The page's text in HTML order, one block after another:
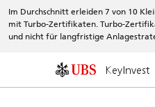
Im Durchschnitt erleiden 7 von 10
mit Turbo-Zertifikaten. Turbo-
und nicht für langfristige
KeyInvest